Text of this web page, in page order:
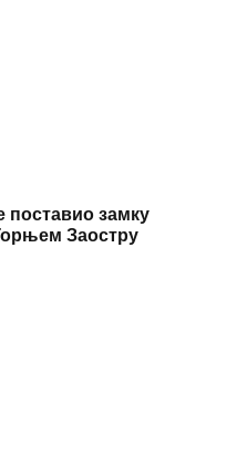
поставио замку
Заостру